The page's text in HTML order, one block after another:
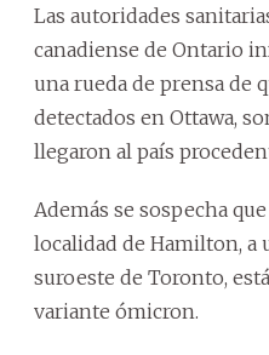
Las autoridades
canadiense de Ontario
una rueda de prensa de
detectados en Ottawa,
llegaron al país
Además se sospecha
localidad de Hamilton, a
suroeste de Toronto,
variante ómicron.